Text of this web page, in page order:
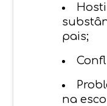
pais;
na